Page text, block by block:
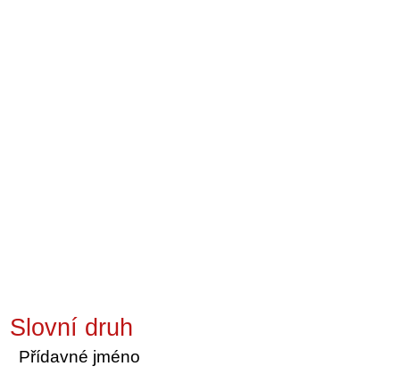
Slovní druh
Přídavné jméno